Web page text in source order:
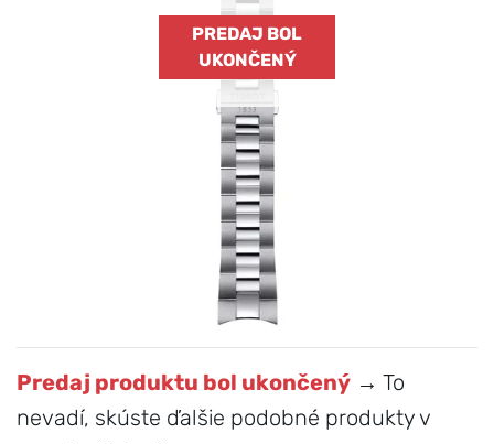
PREDAJ BOL
UKONČENÝ
Predaj produktu bol ukončený → To
nevadí, skúste ďalšie podobné produkty v